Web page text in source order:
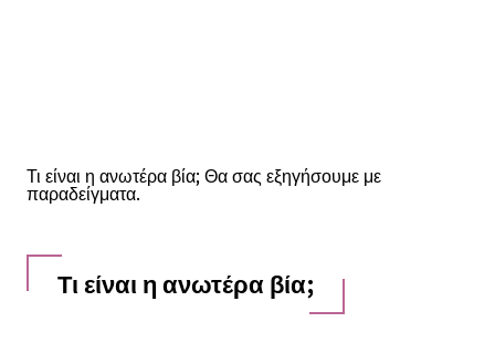
Τι είναι η ανωτέρα βία; Θα σας εξηγήσουμε με
παραδείγματα.
Τι είναι η ανωτέρα βία;